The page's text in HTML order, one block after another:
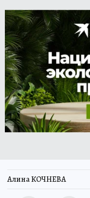
Алина КОЧНЕВА